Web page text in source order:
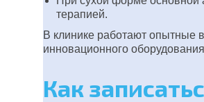
терапией.
В клинике работают опытные
инновационного
Как